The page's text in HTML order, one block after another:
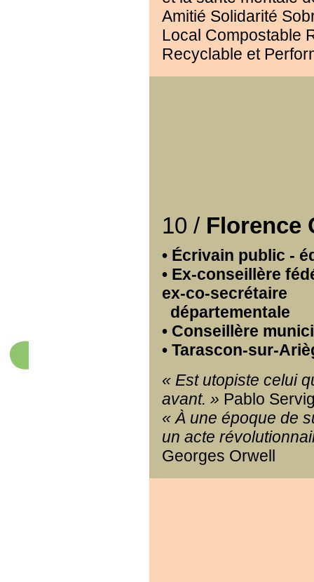
Amitié Solidarité
Local Compostable
Recyclable et
10 / Florence
• Écrivain public -
• Ex-conseillère
ex-co-secrétaire
départementale
• Conseillère
• Tarascon-sur-
« Est utopiste celui
avant. » Pablo
« À une époque de
un acte
Georges Orwell